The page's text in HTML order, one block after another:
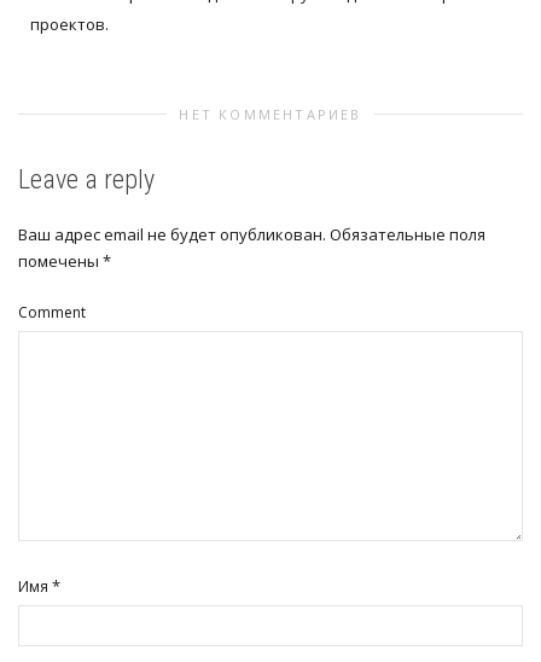
проектов.
НЕТ КОММЕНТАРИЕВ
Leave a reply
Ваш адрес email не будет опубликован. Обязательные поля
помечены *
Comment
Имя *